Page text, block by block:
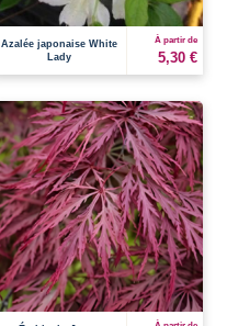
Azalée japonaise White
Lady
À partir de
5,30 €